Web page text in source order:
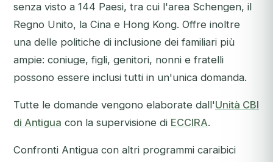
senza visto a 144 Paesi, tra cui l'area Schengen, il
Regno Unito, la Cina e Hong Kong. Offre inoltre
una delle politiche di inclusione dei familiari più
ampie: coniuge, figli, genitori, nonni e fratelli
possono essere inclusi tutti in un'unica domanda.
Tutte le domande vengono elaborate dall'Unità CBI
di Antigua con la supervisione di ECCIRA.
Confronti Antigua con altri programmi caraibici